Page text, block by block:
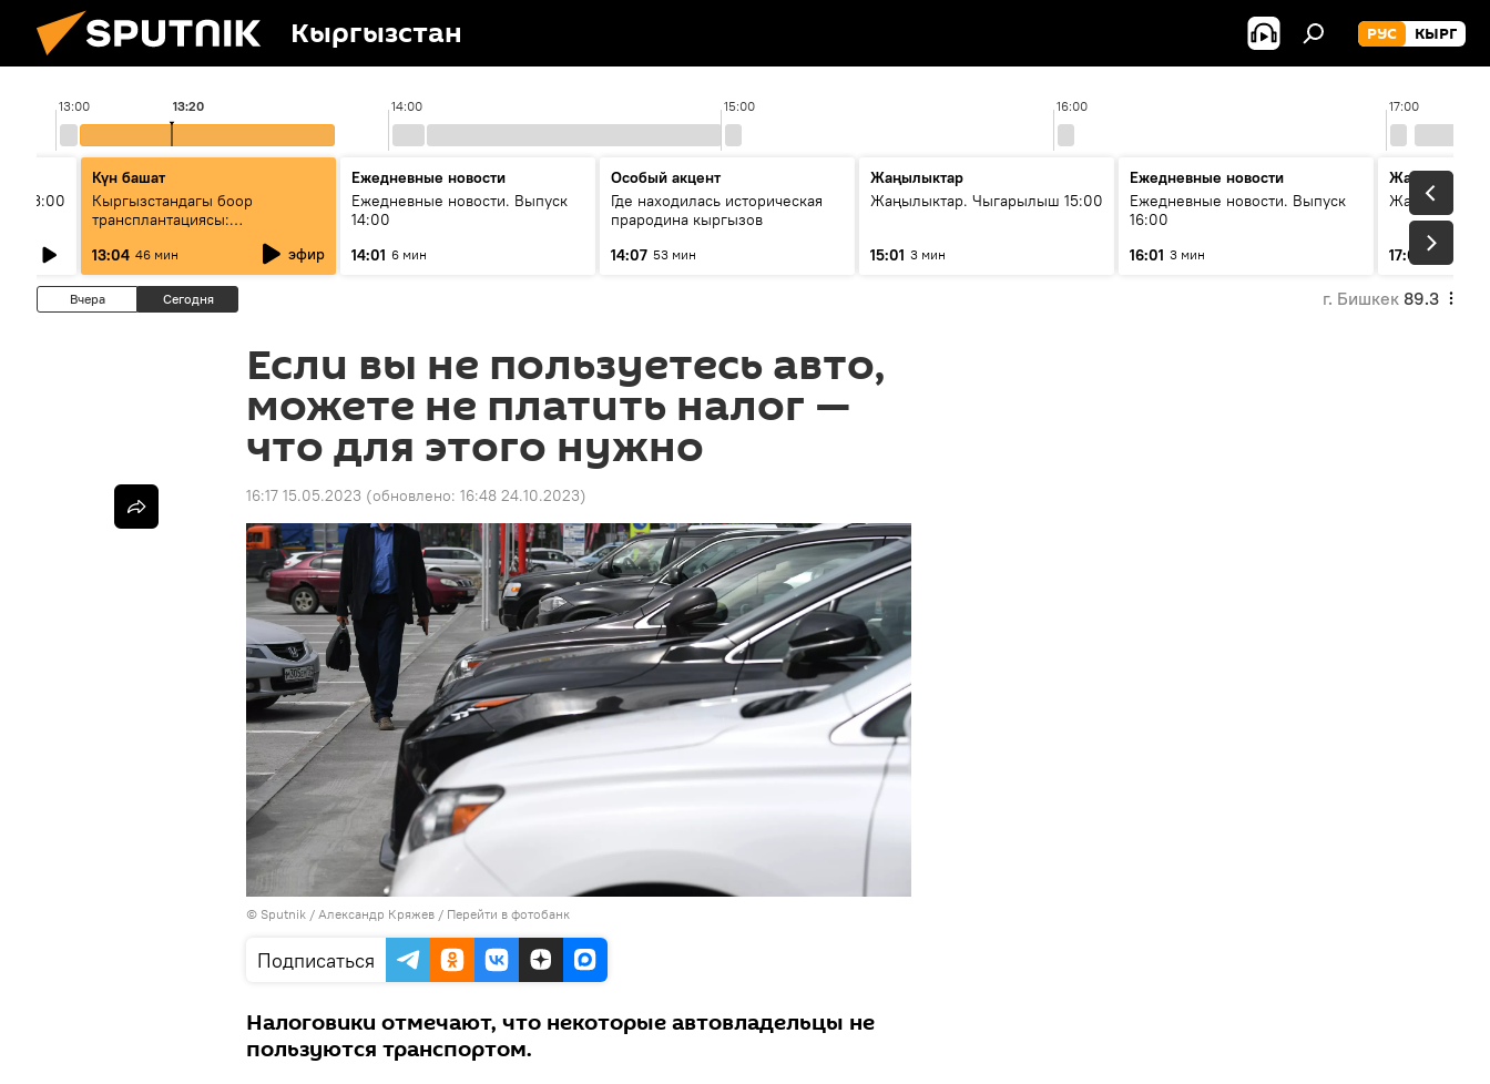
Кыргызстан РУС КЫРГ
13:00 14:00 15:00 16:00 17:00
13:20
13:00
Күн башат
Кыргызстандагы боор
трансплантациясы:
жетишкендиктер жана өнүгүү
келечеги
13:04 46 мин эфир
Ежедневные новости
Ежедневные новости. Выпуск
14:00
14:01 6 мин
Особый акцент
Где находилась историческая
прародина кыргызов
14:07 53 мин
Жаңылыктар
Жаңылыктар. Чыгарылыш 15:00
15:01 3 мин
Ежедневные новости
Ежедневные новости. Выпуск
16:00
16:01 3 мин
Жаңылыктар
17:01 3 мин
Вчера Сегодня г. Бишкек 89.3
Если вы не пользуетесь авто,
можете не платить налог —
что для этого нужно
16:17 15.05.2023 (обновлено: 16:48 24.10.2023)
© Sputnik / Александр Кряжев / Перейти в фотобанк
Подписаться
Налоговики отмечают, что некоторые автовладельцы не
пользуются транспортом.